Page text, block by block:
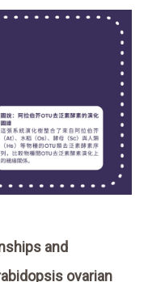
and
ovarian